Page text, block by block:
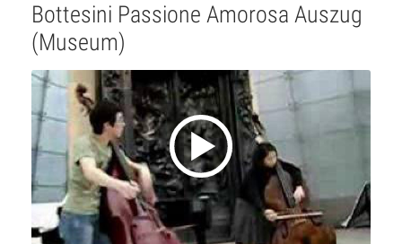
Bottesini Passione Amorosa Auszug
(Museum)